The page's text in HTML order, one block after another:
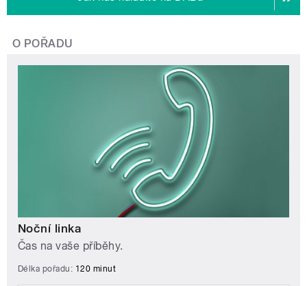
O POŘADU
Noční linka
Čas na vaše příběhy.
Délka pořadu: 120 minut